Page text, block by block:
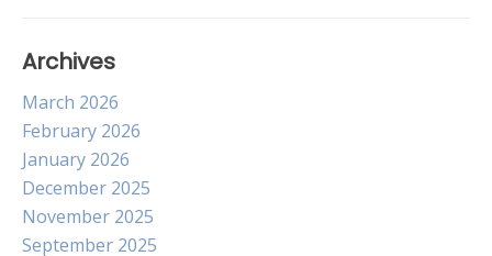
Archives
March 2026
February 2026
January 2026
December 2025
November 2025
September 2025